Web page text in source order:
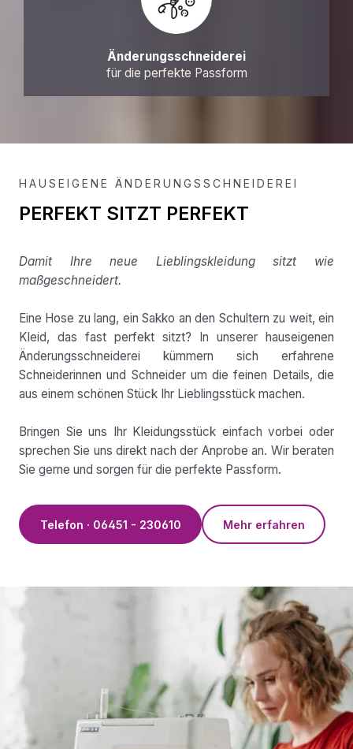
Änderungsschneiderei
für die perfekte Passform
HAUSEIGENE ÄNDERUNGSSCHNEIDEREI
PERFEKT SITZT PERFEKT
Damit Ihre neue Lieblingskleidung sitzt wie
maßgeschneidert.
Eine Hose zu lang, ein Sakko an den Schultern zu weit, ein
Kleid, das fast perfekt sitzt? In unserer hauseigenen
Änderungsschneiderei kümmern sich erfahrene
Schneiderinnen und Schneider um die feinen Details, die
aus einem schönen Stück Ihr Lieblingsstück machen.
Bringen Sie uns Ihr Kleidungsstück einfach vorbei oder
sprechen Sie uns direkt nach der Anprobe an. Wir beraten
Sie gerne und sorgen für die perfekte Passform.
Telefon · 06451 - 230610 Mehr erfahren